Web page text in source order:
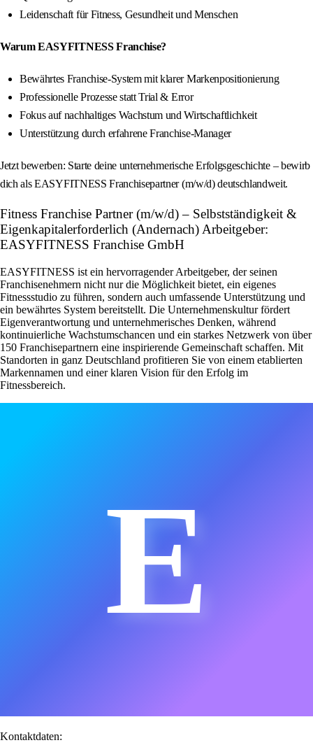
Leidenschaft für Fitness, Gesundheit und Menschen
Warum EASYFITNESS Franchise?
Bewährtes Franchise-System mit klarer Markenpositionierung
Professionelle Prozesse statt Trial & Error
Fokus auf nachhaltiges Wachstum und Wirtschaftlichkeit
Unterstützung durch erfahrene Franchise-Manager
Jetzt bewerben: Starte deine unternehmerische Erfolgsgeschichte – bewirb
dich als EASYFITNESS Franchisepartner (m/w/d) deutschlandweit.
Fitness Franchise Partner (m/w/d) – Selbstständigkeit &
Eigenkapitalerforderlich (Andernach) Arbeitgeber:
EASYFITNESS Franchise GmbH
EASYFITNESS ist ein hervorragender Arbeitgeber, der seinen
Franchisenehmern nicht nur die Möglichkeit bietet, ein eigenes
Fitnessstudio zu führen, sondern auch umfassende Unterstützung und
ein bewährtes System bereitstellt. Die Unternehmenskultur fördert
Eigenverantwortung und unternehmerisches Denken, während
kontinuierliche Wachstumschancen und ein starkes Netzwerk von über
150 Franchisepartnern eine inspirierende Gemeinschaft schaffen. Mit
Standorten in ganz Deutschland profitieren Sie von einem etablierten
Markennamen und einer klaren Vision für den Erfolg im
Fitnessbereich.
E
Kontaktdaten: